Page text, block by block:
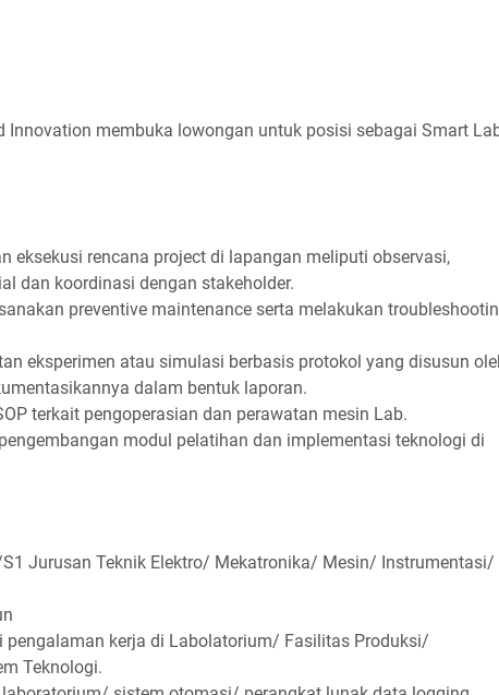
Innovation membuka lowongan untuk posisi sebagai Smart
eksekusi rencana project di lapangan meliputi observasi,
dan koordinasi dengan stakeholder.
preventive maintenance serta melakukan
eksperimen atau simulasi berbasis protokol yang disusun
dalam bentuk laporan.
terkait pengoperasian dan perawatan mesin Lab.
modul pelatihan dan implementasi teknologi di
Jurusan Teknik Elektro/ Mekatronika/ Mesin/ Instrumentasi/
pengalaman kerja di Labolatorium/ Fasilitas Produksi/
Teknologi.